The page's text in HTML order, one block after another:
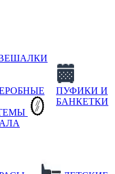
ПУФИКИ И
БАНКЕТКИ